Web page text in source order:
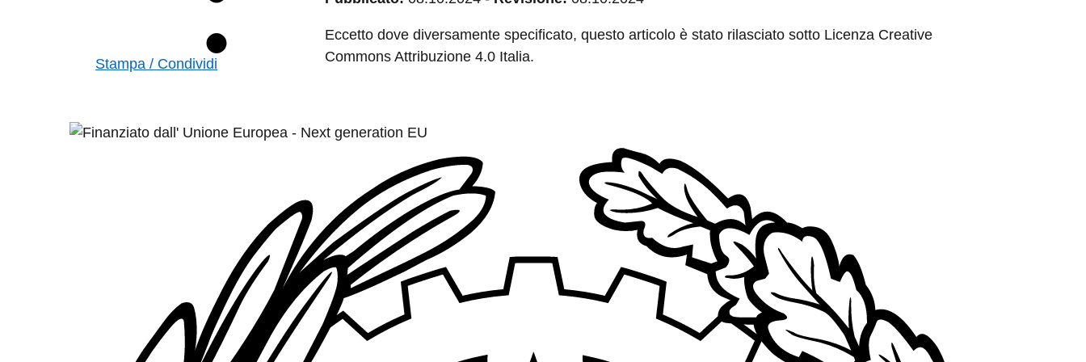
Eccetto dove diversamente specificato, questo articolo è stato rilasciato sotto Licenza Creative
Commons Attribuzione 4.0 Italia.
Stampa / Condividi